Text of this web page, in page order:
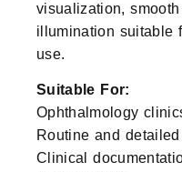
visualization,
illumination suitable
use.
Suitable For:
Ophthalmology
Routine and
Clinical